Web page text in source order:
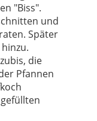
"Biss".
und
Später
die
Pfannen